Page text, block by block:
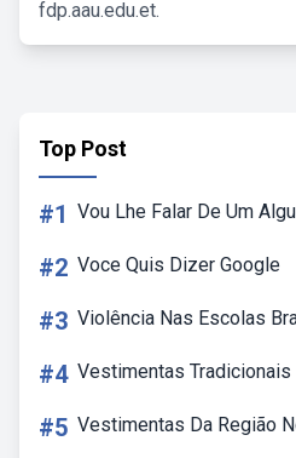
fdp.aau.edu.et.
Top Post
#1 Vou Lhe Falar De Um
#2 Voce Quis Dizer Google
#3 Violência Nas Escolas
#4 Vestimentas
#5 Vestimentas Da Região